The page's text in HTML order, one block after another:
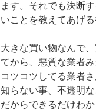
ます。それでも決断
いことを教えてあげ
大きな買い物なんで
てから、悪質な業者
コツコツしてる業者
知らない事、不透明
だからできるだけわ